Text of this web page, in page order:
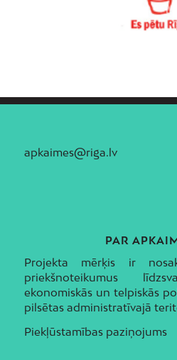
apkaimes@riga.lv
PAR
Projekta mērķis ir
priekšnoteikumus
ekonomiskās un telpiskās
pilsētas administratīvajā
Piekļūstamības paziņojums